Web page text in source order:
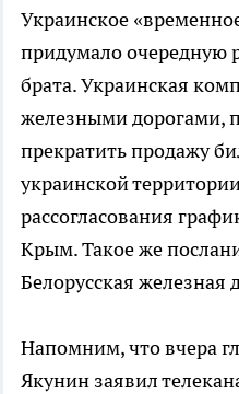
Украинское
придумало очередную
брата. Украинская
железными дорогами,
прекратить продажу
украинской
рассогласования
Крым. Такое же
Белорусская железная
Напомним, что вчера
Якунин заявил